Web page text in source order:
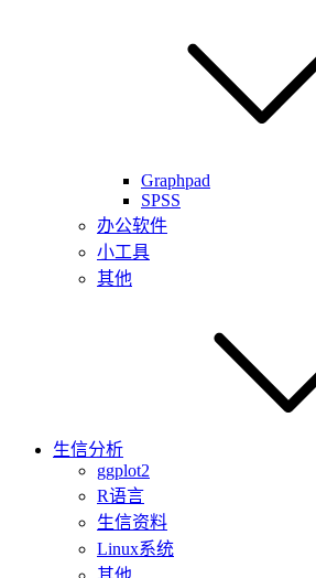
Graphpad
SPSS
办公软件
小工具
其他
生信分析
ggplot2
R语言
生信资料
Linux系统